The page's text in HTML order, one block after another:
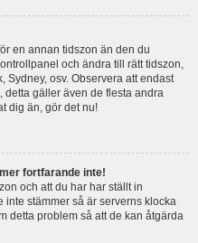
en annan tidszon än den du
och ändra till rätt tidszon,
Sydney, osv. Observera att endast
gäller även de flesta andra
dig än, gör det nu!
fortfarande inte!
och att du har har ställt in
inte stämmer så är serverns klocka
detta problem så att de kan åtgärda